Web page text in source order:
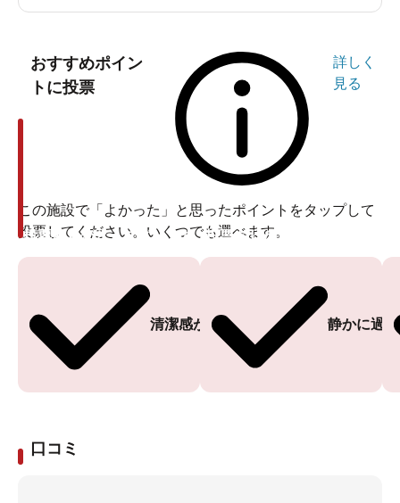
おすすめポイン
トに投票
詳しく
見る
この施設で「よかった」と思ったポイントをタップして
投票してください。いくつでも選べます。
清潔感がある
投票ありがとうございます
静かに過
投票ありがとうございます
口コミ